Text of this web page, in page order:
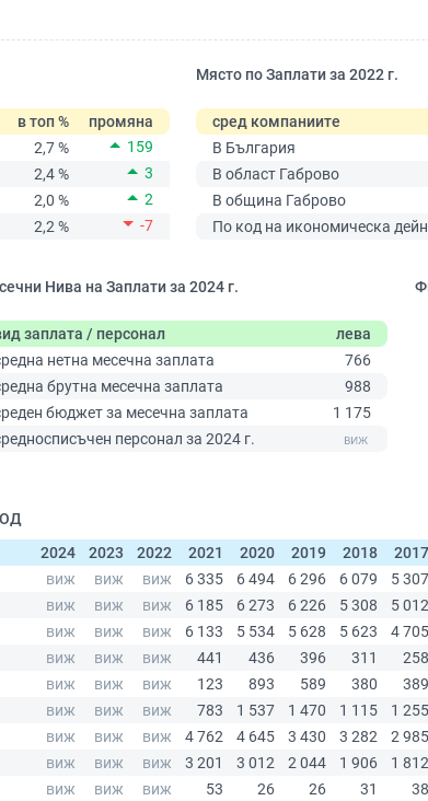
в топ %
промяна
2,7 %
159
2,4 %
3
2,0 %
2
2,2 % -7
Място по Заплати за 2022 г.
сред компаниите
В България
В област Габрово
В община Габрово
По код на икономическа
Нива на Заплати за 2024 г.
заплата / персонал
лева
нетна месечна заплата
766
брутна месечна заплата
988
бюджет за месечна заплата
1 175
персонал за 2024 г.
2024
2023 2022 2021 2020 2019 2018
2017